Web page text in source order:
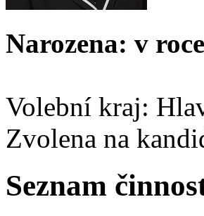
Narozena: v
Volební kraj:
Zvolena na
Seznam